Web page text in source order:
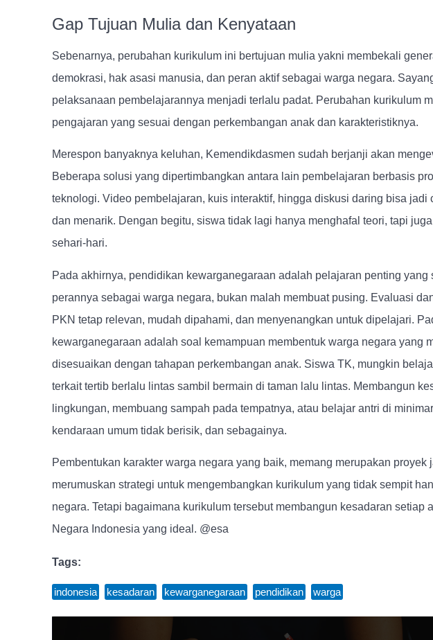
Gap Tujuan Mulia dan Kenyataan
Sebenarnya, perubahan kurikulum ini bertujuan mulia yakni membekali
demokrasi, hak asasi manusia, dan peran aktif sebagai warga negara.
pelaksanaan pembelajarannya menjadi terlalu padat. Perubahan kurikulum
pengajaran yang sesuai dengan perkembangan anak dan karakteristiknya.
Merespon banyaknya keluhan, Kemendikdasmen sudah berjanji akan
Beberapa solusi yang dipertimbangkan antara lain pembelajaran berbasis
teknologi. Video pembelajaran, kuis interaktif, hingga diskusi daring bisa jadi
dan menarik. Dengan begitu, siswa tidak lagi hanya menghafal teori, tapi
sehari-hari.
Pada akhirnya, pendidikan kewarganegaraan adalah pelajaran penting
perannya sebagai warga negara, bukan malah membuat pusing. Evaluasi
PKN tetap relevan, mudah dipahami, dan menyenangkan untuk dipelajari.
kewarganegaraan adalah soal kemampuan membentuk warga negara yang
disesuaikan dengan tahapan perkembangan anak. Siswa TK, mungkin
terkait tertib berlalu lintas sambil bermain di taman lalu lintas. Membangun
lingkungan, membuang sampah pada tempatnya, atau belajar antri di
kendaraan umum tidak berisik, dan sebagainya.
Pembentukan karakter warga negara yang baik, memang merupakan
merumuskan strategi untuk mengembangkan kurikulum yang tidak sempit
negara. Tetapi bagaimana kurikulum tersebut membangun kesadaran setiap
Negara Indonesia yang ideal. @esa
Tags:
indonesia kesadaran kewarganegaraan pendidikan warga